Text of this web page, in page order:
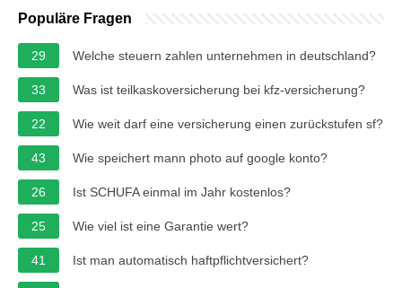
Populäre Fragen
29 Welche steuern zahlen unternehmen in deutschland?
33 Was ist teilkaskoversicherung bei kfz-versicherung?
22 Wie weit darf eine versicherung einen zurückstufen sf?
43 Wie speichert mann photo auf google konto?
26 Ist SCHUFA einmal im Jahr kostenlos?
25 Wie viel ist eine Garantie wert?
41 Ist man automatisch haftpflichtversichert?